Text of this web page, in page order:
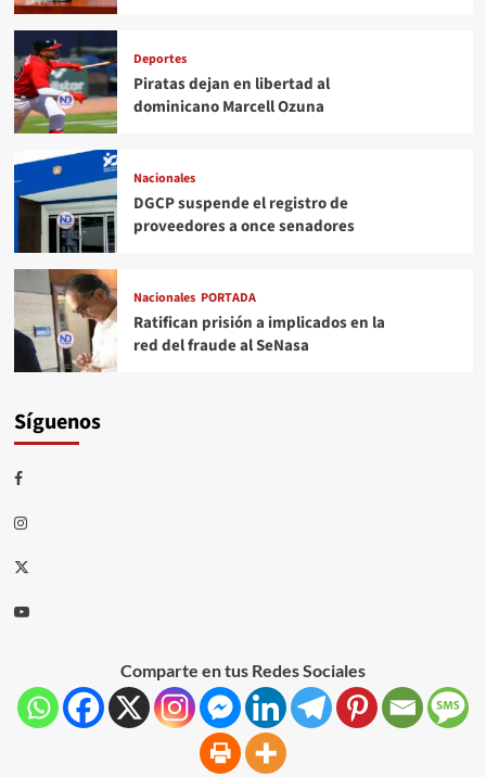
Deportes
Piratas dejan en libertad al
dominicano Marcell Ozuna
Nacionales
DGCP suspende el registro de
proveedores a once senadores
Nacionales PORTADA
Ratifican prisión a implicados en la
red del fraude al SeNasa
Síguenos
Comparte en tus Redes Sociales